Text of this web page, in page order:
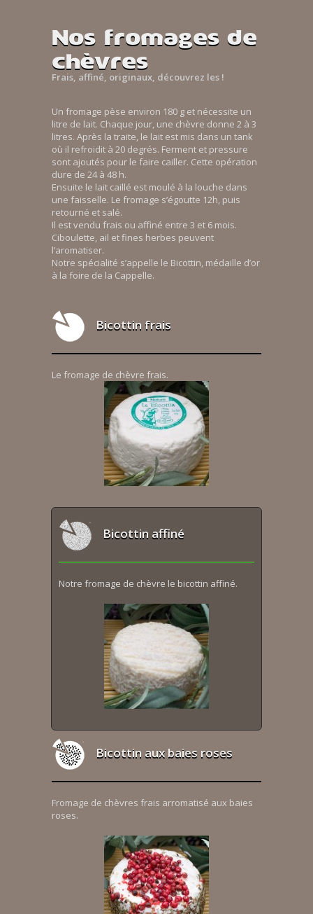
Nos fromages de
chèvres
Frais, affiné, originaux, découvrez les !
Un fromage pèse environ 180 g et nécessite un
litre de lait. Chaque jour, une chèvre donne 2 à 3
litres. Après la traite, le lait est mis dans un tank
où il refroidit à 20 degrés. Ferment et pressure
sont ajoutés pour le faire cailler. Cette opération
dure de 24 à 48 h.
Ensuite le lait caillé est moulé à la louche dans
une faisselle. Le fromage s’égoutte 12h, puis
retourné et salé.
Il est vendu frais ou affiné entre 3 et 6 mois.
Ciboulette, ail et fines herbes peuvent
l’aromatiser.
Notre spécialité s’appelle le Bicottin, médaille d’or
à la foire de la Cappelle.
Bicottin frais
Le fromage de chèvre frais.
Bicottin affiné
Notre fromage de chèvre le bicottin affiné.
Bicottin aux baies roses
Fromage de chèvres frais arromatisé aux baies
roses.